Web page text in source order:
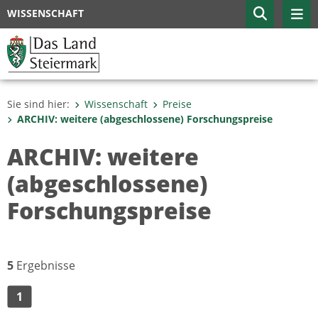
WISSENSCHAFT
Sie sind hier: Wissenschaft
Preise
ARCHIV: weitere (abgeschlossene) Forschungspreise
ARCHIV: weitere
(abgeschlossene)
Forschungspreise
5 Ergebnisse
1